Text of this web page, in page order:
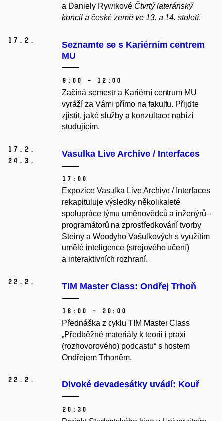
a Daniely Rywikové Čtvrtý lateránský
koncil a české země ve 13. a 14. století.
17. 2.
Seznamte se s Kariérním centrem
MU
9:00 – 12:00
Začíná semestr a Kariérní centrum MU
vyráží za Vámi přímo na fakultu. Přijďte
zjistit, jaké služby a konzultace nabízí
studujícím.
17. 2.
24. 3.
Vasulka Live Archive / Interfaces
17:00
Expozice Vasulka Live Archive / Interfaces
rekapituluje výsledky několikaleté
spolupráce týmu uměnovědců a inženýrů–
programátorů na zprostředkování tvorby
Steiny a Woodyho Vašulkových s využitím
umělé inteligence (strojového učení)
a interaktivních rozhraní.
22. 2. TIM Master Class: Ondřej Trhoň
18:00 – 20:00
Přednáška z cyklu TIM Master Class
„Předběžné materiály k teorii i praxi
(rozhovorového) podcastu“ s hostem
Ondřejem Trhoněm.
22. 2. Divoké devadesátky uvádí: Kouř
20:30